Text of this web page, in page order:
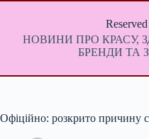
Перейти
Reserved
НОВИНИ ПРО КРАСУ,
БРЕНДИ ТА
Офіційно: розкрито причину